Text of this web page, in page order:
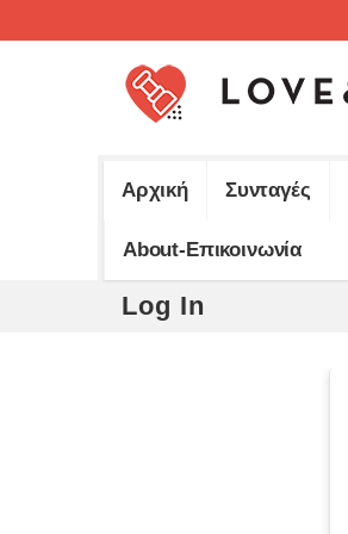
Αρχική Συνταγές
About-Επικοινωνία
Log In